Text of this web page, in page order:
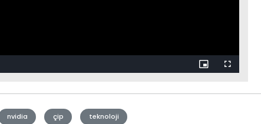
Picture-
in-
Fullscreen
nvidia çip teknoloji